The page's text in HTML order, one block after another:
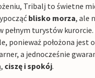
Tribalj to świetne
blisko morza, ale
pełnym turystów
ponieważ położona jest
a jednocześnie
ciszę i spokój.